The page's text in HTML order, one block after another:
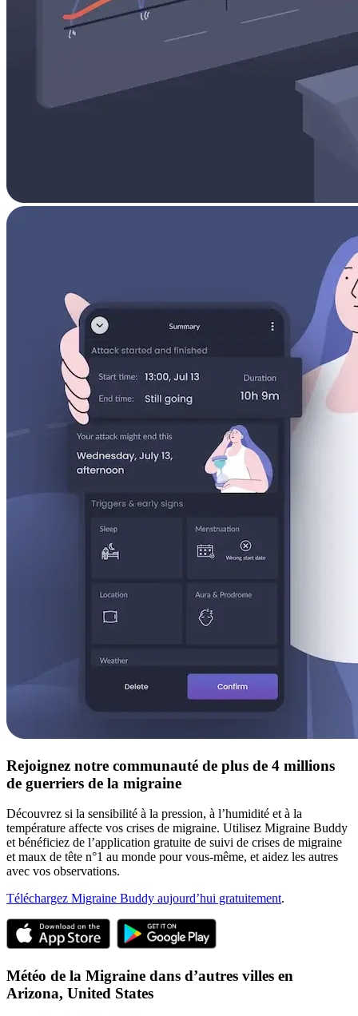
Rejoignez notre communauté de plus de 4 millions
de guerriers de la migraine
Découvrez si la sensibilité à la pression, à l’humidité et à la
température affecte vos crises de migraine. Utilisez Migraine Buddy
et bénéficiez de l’application gratuite de suivi de crises de migraine
et maux de tête n°1 au monde pour vous-même, et aidez les autres
avec vos observations.
Téléchargez Migraine Buddy aujourd’hui gratuitement.
Météo de la Migraine dans d’autres villes en
Arizona, United States